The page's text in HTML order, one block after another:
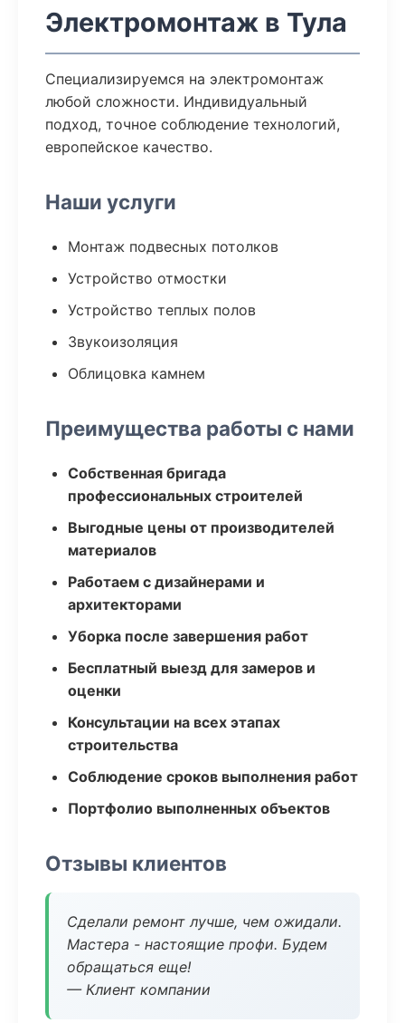
Электромонтаж в Тула
Специализируемся на электромонтаж
любой сложности. Индивидуальный
подход, точное соблюдение технологий,
европейское качество.
Наши услуги
Монтаж подвесных потолков
Устройство отмостки
Устройство теплых полов
Звукоизоляция
Облицовка камнем
Преимущества работы с нами
Собственная бригада
профессиональных строителей
Выгодные цены от производителей
материалов
Работаем с дизайнерами и
архитекторами
Уборка после завершения работ
Бесплатный выезд для замеров и
оценки
Консультации на всех этапах
строительства
Соблюдение сроков выполнения работ
Портфолио выполненных объектов
Отзывы клиентов
Сделали ремонт лучше, чем ожидали.
Мастера - настоящие профи. Будем
обращаться еще!
— Клиент компании